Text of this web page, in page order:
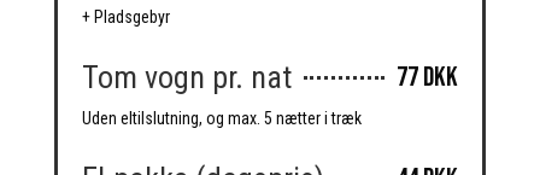
+ Pladsgebyr
Tom vogn pr. nat 77 DKK
Uden eltilslutning, og max. 5 nætter i træk